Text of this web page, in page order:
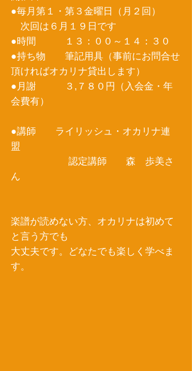
●毎月第１・第３金曜日（月２回）
次回は６月１９日です
●時間　　　１３：００～１４：３０
●持ち物　　筆記用具（事前にお問合せ
頂ければオカリナ貸出します）
●月謝　　　３,７８０円（入会金・年
会費有）
●講師　　ライリッシュ・オカリナ連
盟
認定講師　　森　歩美さ
ん
楽譜が読めない方、オカリナは初めて
と言う方でも
大丈夫です。どなたでも楽しく学べま
す。